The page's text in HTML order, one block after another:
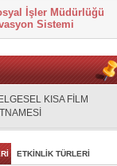
İşler Müdürlüğü
Sistemi
KISA FİLM
ETKİNLİK TÜRLERİ